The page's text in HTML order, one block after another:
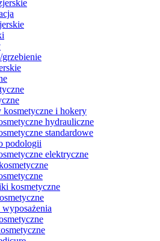
kosmetyczne i hokery
hydrauliczne
standardowe
podologii
elektryczne
kosmetyczne